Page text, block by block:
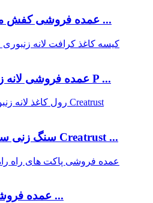
عمده فروشی کفش مد روز مشکی ...
عمده فروشی لانه زنبوری کرافت P ...
سنگ زنی سفارشی ارزان Creatrust ...
عمده فروشی پد موج دار ...